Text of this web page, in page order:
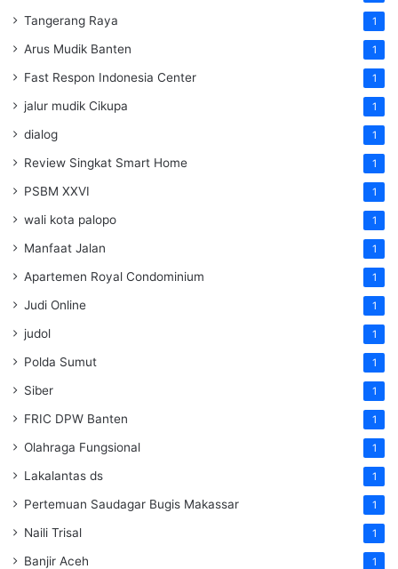
Tangerang Raya 1
Arus Mudik Banten 1
Fast Respon Indonesia Center 1
jalur mudik Cikupa 1
dialog 1
Review Singkat Smart Home 1
PSBM XXVI 1
wali kota palopo 1
Manfaat Jalan 1
Apartemen Royal Condominium 1
Judi Online 1
judol 1
Polda Sumut 1
Siber 1
FRIC DPW Banten 1
Olahraga Fungsional 1
Lakalantas ds 1
Pertemuan Saudagar Bugis Makassar 1
Naili Trisal 1
Banjir Aceh 1